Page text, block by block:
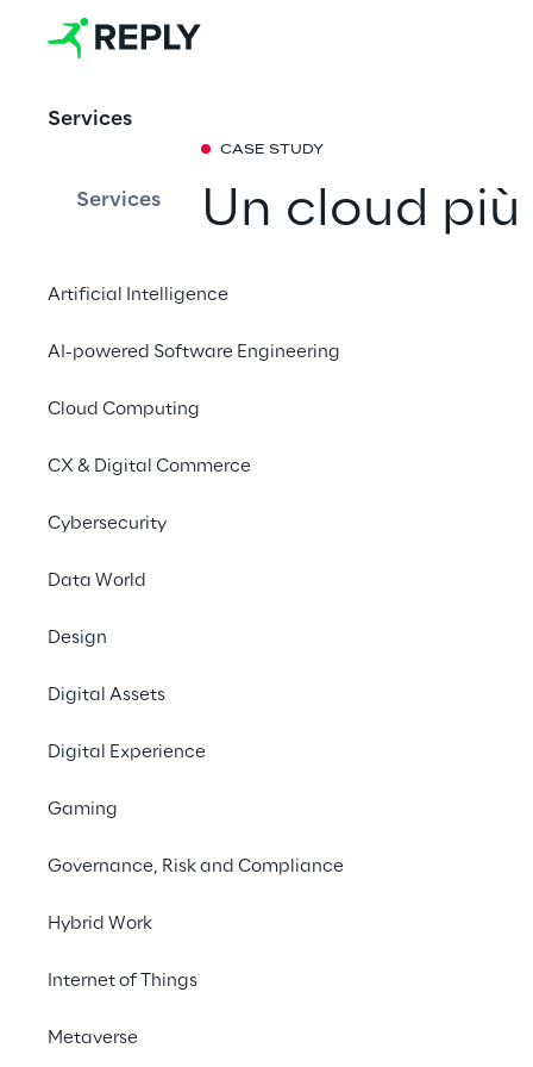
Services
Services
Artificial Intelligence
AI-powered Software Engineering
Cloud Computing
CX & Digital Commerce
Cybersecurity
Data World
Design
Digital Assets
Digital Experience
Gaming
Governance, Risk and Compliance
Hybrid Work
Internet of Things
Metaverse
CASE STUDY
Un cloud
hoc per ottimizzare
di vendita,
Cloud e on-